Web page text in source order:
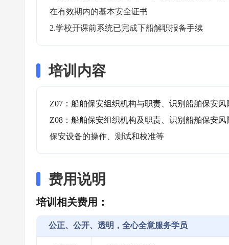
在有效期内的基本安全证书
2.学校开课前系统已完成下船解职报备手续
培训内容
Z07：船舶保安组织机构与职责、识别船舶保安
Z08：船舶保安组织机构及职责、识别船舶保安
保安设备的操作、测试和校准等
费用说明
培训相关费用：
公正、公开、透明，全心全意服务学员